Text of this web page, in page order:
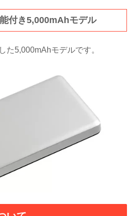
付き5,000mAhモデル
た5,000mAhモデルです。